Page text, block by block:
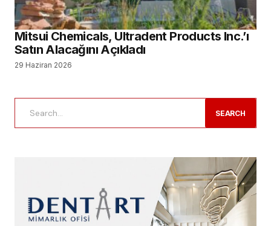
Mitsui Chemicals, Ultradent Products Inc.’ı
Satın Alacağını Açıkladı
29 Haziran 2026
SEARCH